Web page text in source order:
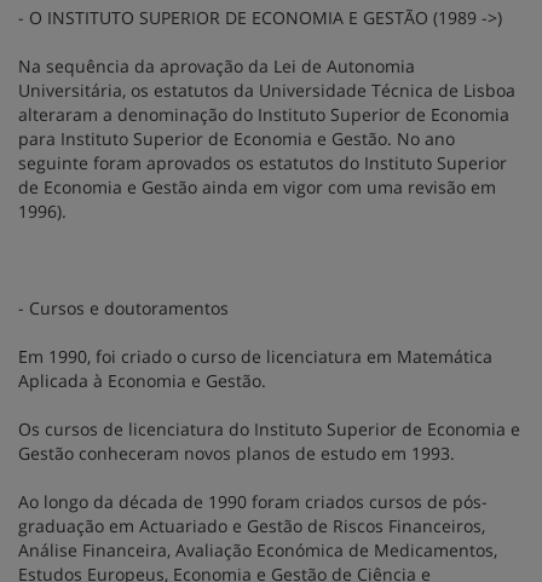
- O INSTITUTO SUPERIOR DE ECONOMIA E GESTÃO (1989 ->)
Na sequência da aprovação da Lei de Autonomia
Universitária, os estatutos da Universidade Técnica de Lisboa
alteraram a denominação do Instituto Superior de Economia
para Instituto Superior de Economia e Gestão. No ano
seguinte foram aprovados os estatutos do Instituto Superior
de Economia e Gestão ainda em vigor com uma revisão em
1996).
- Cursos e doutoramentos
Em 1990, foi criado o curso de licenciatura em Matemática
Aplicada à Economia e Gestão.
Os cursos de licenciatura do Instituto Superior de Economia e
Gestão conheceram novos planos de estudo em 1993.
Ao longo da década de 1990 foram criados cursos de pós-
graduação em Actuariado e Gestão de Riscos Financeiros,
Análise Financeira, Avaliação Económica de Medicamentos,
Estudos Europeus, Economia e Gestão de Ciência e